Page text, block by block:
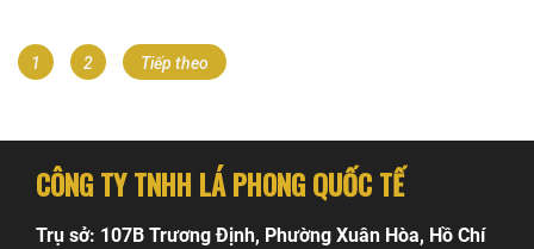
Điều
bài
viết
Page
1 Page
2 Tiếp theo
CÔNG TY TNHH LÁ PHONG QUỐC TẾ
Trụ sở: 107B Trương Định, Phường Xuân Hòa, Hồ Chí